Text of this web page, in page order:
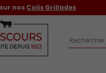
80 € d'achat